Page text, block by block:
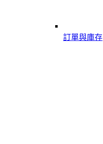
訂單與庫存